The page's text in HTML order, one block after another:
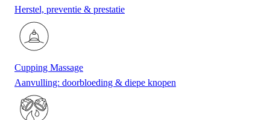
Herstel, preventie & prestatie
Cupping Massage
Aanvulling: doorbloeding & diepe knopen